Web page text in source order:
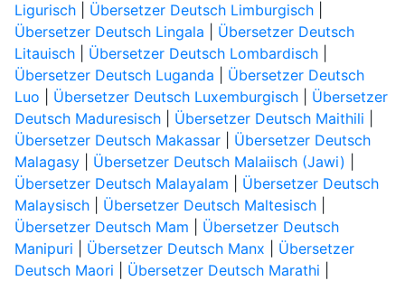
Ligurisch| Übersetzer Deutsch Limburgisch|
Übersetzer Deutsch Lingala
Übersetzer Deutsch
Litauisch| Übersetzer Deutsch Lombardisch|
Übersetzer Deutsch Luganda
Übersetzer Deutsch
Luo
Übersetzer Deutsch Luxemburgisch| Übersetzer
Deutsch Maduresisch| Übersetzer Deutsch Maithili
Übersetzer Deutsch Makassar| Übersetzer Deutsch
Malagasy| Übersetzer Deutsch Malaiisch (Jawi)
Übersetzer Deutsch Malayalam
Übersetzer Deutsch
Malaysisch| Übersetzer Deutsch Maltesisch|
Übersetzer Deutsch Mam
Übersetzer Deutsch
Manipuri
Übersetzer Deutsch Manx
Übersetzer
Deutsch Maori
Übersetzer Deutsch Marathi